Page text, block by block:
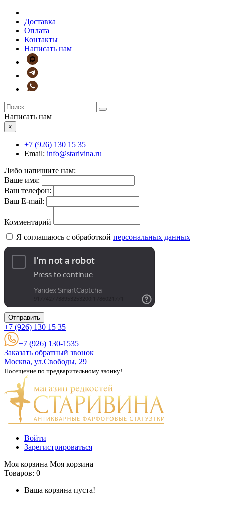
Доставка
Оплата
Контакты
Написать нам
Написать нам
×
+7 (926) 130 15 35
Email: info@starivina.ru
Либо напишите нам:
Ваше имя:
Ваш телефон:
Ваш E-mail:
Комментарий
Я соглашаюсь с обработкой персональных данных
Отправить
+7 (926) 130 15 35
+7 (926) 130-1535
Заказать обратный звонок
Москва, ул.Свободы, 29
Посещение по предварительному звонку!
Войти
Зарегистрироваться
Моя корзина Моя корзина
Товаров: 0
Ваша корзина пуста!